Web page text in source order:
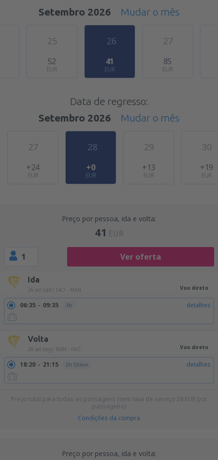
Setembro 2026
Mudar o mês
25
52
EUR
26
41
EUR
27
85
EUR
Data de regresso:
Setembro 2026
Mudar o mês
27
+24
EUR
28
+0
EUR
29
+13
EUR
30
+19
EUR
Preço por pessoa, ida e volta:
41 EUR
1 Ver oferta
Ida
26 set (sáb) FAO - MAN Voo direto
06:35 09:35 3h detalhes
Volta
28 set (seg) MAN - FAO Voo direto
18:20 21:15 2h 55min detalhes
Preço total para todas as passagens (sem taxa de serviço 28 EUR por
passageiro)
Condições da compra
Preço por pessoa, ida e volta: